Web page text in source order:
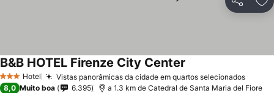
Partilhar
3 EstrelasHotel Vistas panorâmicas da cidade em quartos selecionados
B&B HOTEL Firenze City Center
8,0 Muito boa 6.395 a 1.3 km de Catedral de Santa Maria del Fiore